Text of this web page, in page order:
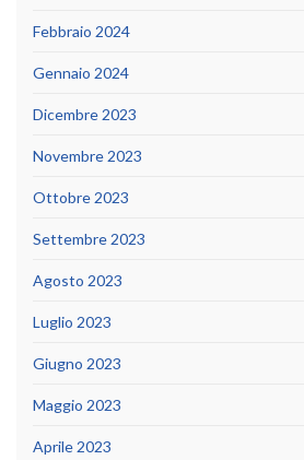
Febbraio 2024
Gennaio 2024
Dicembre 2023
Novembre 2023
Ottobre 2023
Settembre 2023
Agosto 2023
Luglio 2023
Giugno 2023
Maggio 2023
Aprile 2023